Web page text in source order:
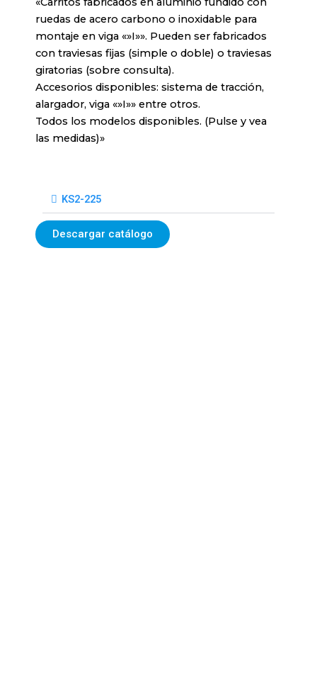
ruedas de acero carbono o inoxidable para
montaje en viga «»I»». Pueden ser fabricados
con traviesas fijas (simple o doble) o traviesas
giratorias (sobre consulta).
Accesorios disponibles: sistema de tracción,
alargador, viga «»I»» entre otros.
Todos los modelos disponibles. (Pulse y vea
las medidas)»
KS2-225
Descargar catálogo